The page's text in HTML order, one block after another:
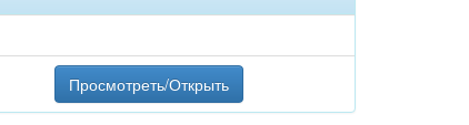
Просмотреть/Открыть